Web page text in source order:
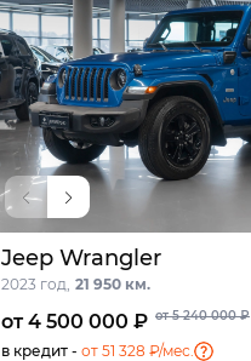
Jeep Wrangler
2023 год, 21 950 км.
от 4 500 000 ₽ от 5 240 000 ₽
в кредит - от 51 328 ₽/мес.